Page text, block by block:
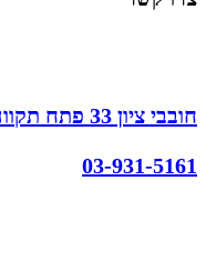
חובבי ציון 33 פתח תקווה
03-931-5161